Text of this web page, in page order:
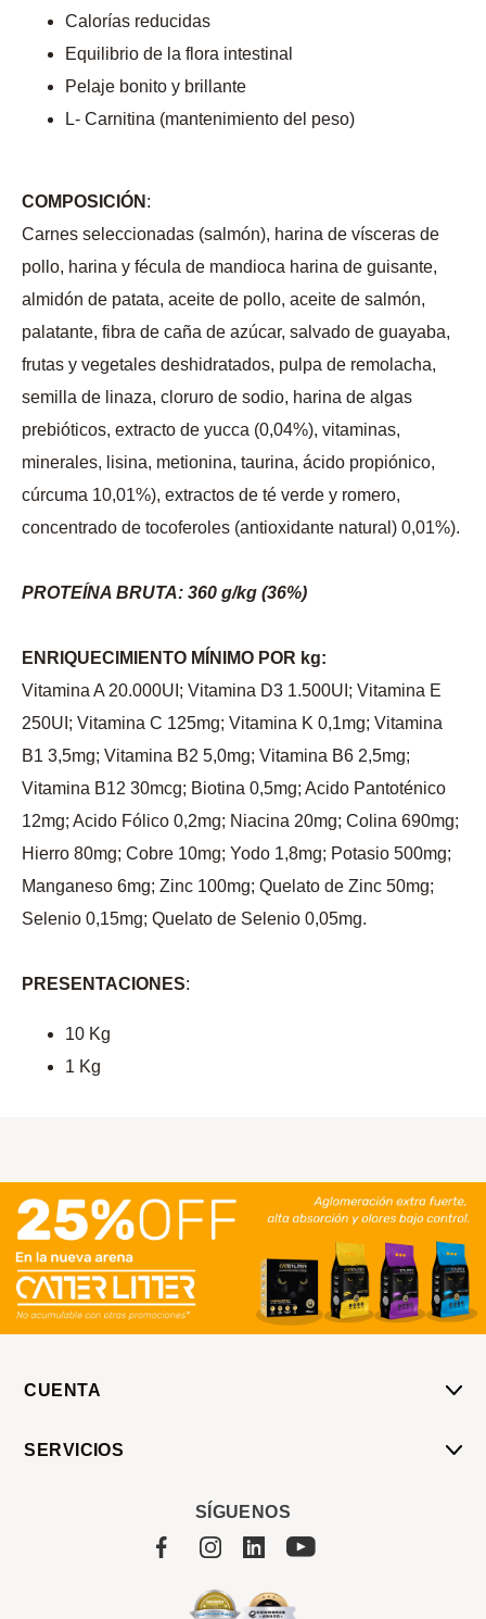
Calorías reducidas
Equilibrio de la flora intestinal
Pelaje bonito y brillante
L- Carnitina (mantenimiento del peso)
COMPOSICIÓN :
Carnes seleccionadas (salmón), harina de vísceras de
pollo, harina y fécula de mandioca harina de guisante,
almidón de patata, aceite de pollo, aceite de salmón,
palatante, fibra de caña de azúcar, salvado de guayaba,
frutas y vegetales deshidratados, pulpa de remolacha,
semilla de linaza, cloruro de sodio, harina de algas
prebióticos, extracto de yucca (0,04%), vitaminas,
minerales, lisina, metionina, taurina, ácido propiónico,
cúrcuma 10,01%), extractos de té verde y romero,
concentrado de tocoferoles (antioxidante natural) 0,01%).
PROTEÍNA BRUTA: 360 g/kg (36%)
ENRIQUECIMIENTO MÍNIMO POR kg:
Vitamina A 20.000UI; Vitamina D3 1.500UI; Vitamina E
250UI; Vitamina C 125mg; Vitamina K 0,1mg; Vitamina
B1 3,5mg; Vitamina B2 5,0mg; Vitamina B6 2,5mg;
Vitamina B12 30mcg; Biotina 0,5mg; Acido Pantoténico
12mg; Acido Fólico 0,2mg; Niacina 20mg; Colina 690mg;
Hierro 80mg; Cobre 10mg; Yodo 1,8mg; Potasio 500mg;
Manganeso 6mg; Zinc 100mg; Quelato de Zinc 50mg;
Selenio 0,15mg; Quelato de Selenio 0,05mg.
PRESENTACIONES:
10 Kg
1 Kg
CUENTA
SERVICIOS
SÍGUENOS